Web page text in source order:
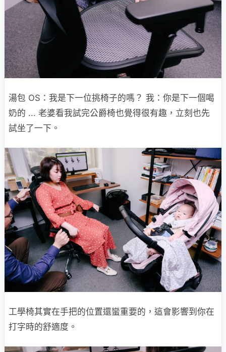
湯包 OS：我是下一位挑椅子的嗎？ 我：你是下一個喝
奶的 ... 老婆看我試完公爵椅也覺得很有趣，立刻也先
試坐了一下。
工學椅其實在手把的位置還蠻重要的，這會影響到你在
打字時的舒適度。